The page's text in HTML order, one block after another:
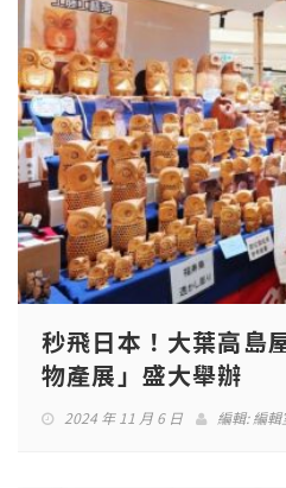
秒飛日本！大葉高島
物產展」盛大舉辦
2024 年 11 月 6 日 編輯:編輯